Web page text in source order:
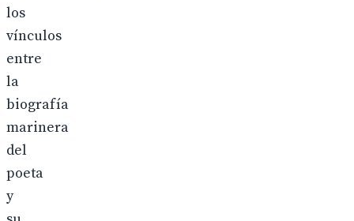
los
vínculos
entre
la
biografía
marinera
del
poeta
y